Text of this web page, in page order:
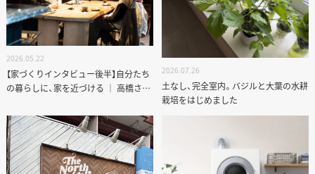
2026.05.22
【家づくりインタビュー後半】自分たち
の暮らしに、家を近づける ｜ 高橋さん
2026.07.26
土なし、完全室内。バジルと大葉の水耕
栽培をはじめました